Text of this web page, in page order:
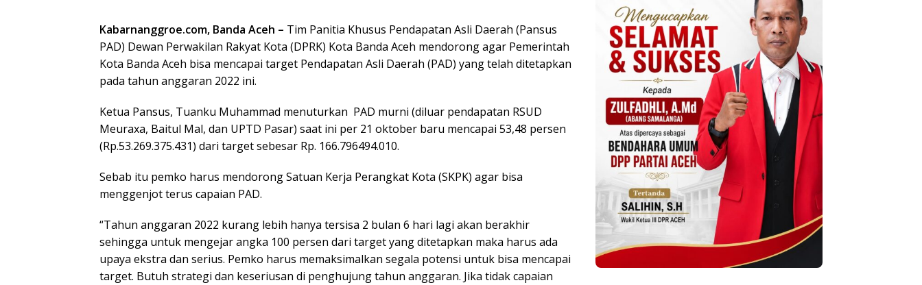
Kabarnanggroe.com, Banda Aceh – Tim Panitia Khusus Pendapatan Asli Daerah (Pansus
PAD) Dewan Perwakilan Rakyat Kota (DPRK) Kota Banda Aceh mendorong agar Pemerintah
Kota Banda Aceh bisa mencapai target Pendapatan Asli Daerah (PAD) yang telah ditetapkan
pada tahun anggaran 2022 ini.
Ketua Pansus, Tuanku Muhammad menuturkan PAD murni (diluar pendapatan RSUD
Meuraxa, Baitul Mal, dan UPTD Pasar) saat ini per 21 oktober baru mencapai 53,48 persen
(Rp.53.269.375.431) dari target sebesar Rp. 166.796494.010.
Sebab itu pemko harus mendorong Satuan Kerja Perangkat Kota (SKPK) agar bisa
menggenjot terus capaian PAD.
“Tahun anggaran 2022 kurang lebih hanya tersisa 2 bulan 6 hari lagi akan berakhir
sehingga untuk mengejar angka 100 persen dari target yang ditetapkan maka harus ada
upaya ekstra dan serius. Pemko harus memaksimalkan segala potensi untuk bisa mencapai
target. Butuh strategi dan keseriusan di penghujung tahun anggaran. Jika tidak capaian